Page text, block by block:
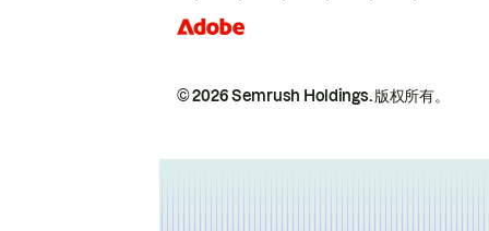
© 2026 Semrush Holdings.版权所有。